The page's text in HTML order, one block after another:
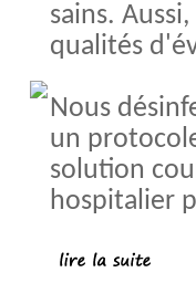
sains.
qualités
Nous
un
solution
hospitalier